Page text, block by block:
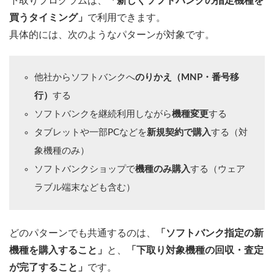
買うタイミング」 で利用できます。
具体的には、次のようなパターンが対象です。
他社からソフトバンクへのりかえ（MNP・番号移
行） する
ソフトバンクを継続利用しながら機種変更する
タブレットや一部PCなどを新規契約で購入する（対
象機種のみ）
ソフトバンクショップで機種のみ購入する（ウェア
ラブル端末なども含む）
どのパターンでも共通するのは、
「ソフトバンク指定の新
機種を購入すること」
と、
「下取り対象機種の回収・査定
が完了すること」 です。